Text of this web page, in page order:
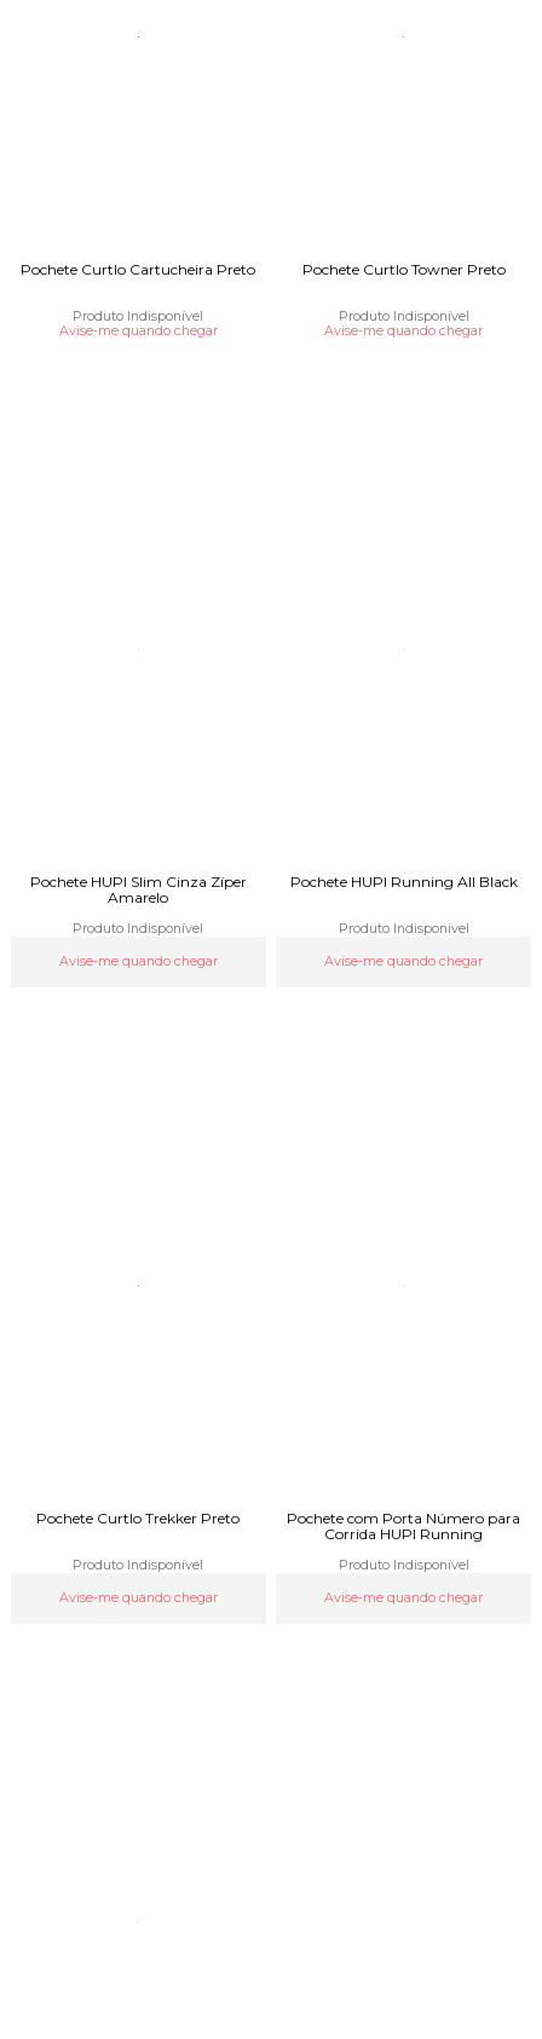
Pochete Curtlo Cartucheira Preto
Produto Indisponível
Avise-me quando chegar
Pochete Curtlo Towner Preto
Produto Indisponível
Avise-me quando chegar
Pochete HUPI Slim Cinza Zíper
Amarelo
Produto Indisponível
Avise-me quando chegar
Pochete HUPI Running All Black
Produto Indisponível
Avise-me quando chegar
Pochete Curtlo Trekker Preto
Produto Indisponível
Avise-me quando chegar
Pochete com Porta Número para
Corrida HUPI Running
Produto Indisponível
Avise-me quando chegar